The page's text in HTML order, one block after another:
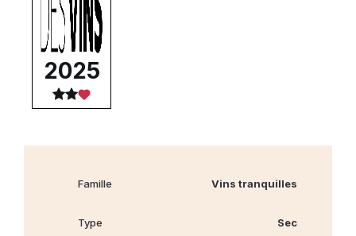
2025
Famille Vins tranquilles
Type Sec